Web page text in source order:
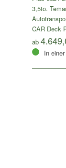
3,5to.
CAR Deck
ab
In